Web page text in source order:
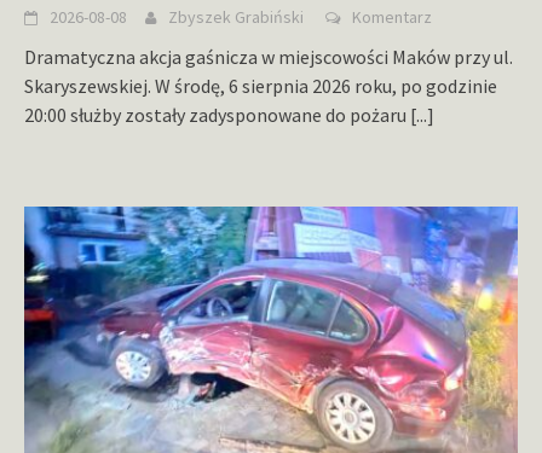
2026-08-08 Zbyszek Grabiński Komentarz
Dramatyczna akcja gaśnicza w miejscowości Maków przy ul.
Skaryszewskiej. W środę, 6 sierpnia 2026 roku, po godzinie
20:00 służby zostały zadysponowane do pożaru [...]